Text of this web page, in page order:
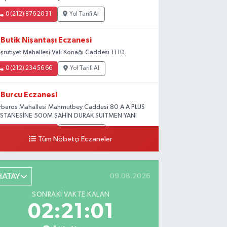
0 (212) 876 20 31 Yol Tarifi Al
Butik Nişantaşı Eczanesi
Mahallesi Vali Konağı Caddesi 111D
0 (212) 234 56 66 Yol Tarifi Al
Burcu Eczanesi
Mahallesi Mahmutbey Caddesi 80 A A PLUS
500M ŞAHİN DURAK SUITMEN YANI
28.946705949073934
0 (212) 635 03 83 Yol Tarifi Al
Tersane İstanbul Eczanesi
Tüm Nöbetçi Eczaneler
09.08.2026
SONRAKI VAKTE KALAN
02:21:00